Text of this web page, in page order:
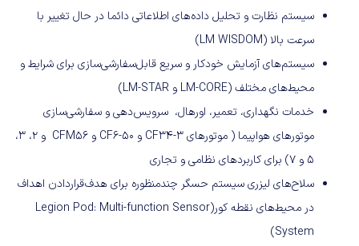
سیستم نظارت و تحلیل داده‌های اطلاعاتی دائما در حال تغییر با
سرعت بالا (LM WISDOM)
سیستم‌های آزمایش خودکار و سریع قابل‌سفارشی‌سازی برای شرایط و
محیط‌های مختلف (LM-CORE و LM-STAR)
خدمات نگهداری، تعمیر، اورهال، سرویس‌دهی و سفارشی‌سازی
موتورهای هواپیما ( موتورهای CF34-3 و CF6-50 و CFM56 و 2، 3،
5 و 7) برای کاربردهای نظامی و تجاری
سلاح‌های لیزری سیستم حسگر چندمنظوره برای هدف‌قرار‌دادن اهداف
در محیط‌های نقطه کور(Legion Pod: Multi-function Sensor
System)